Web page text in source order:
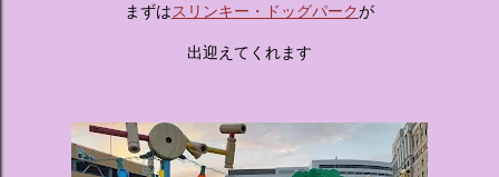
まずはスリンキー・ドッグパークが
出迎えてくれます